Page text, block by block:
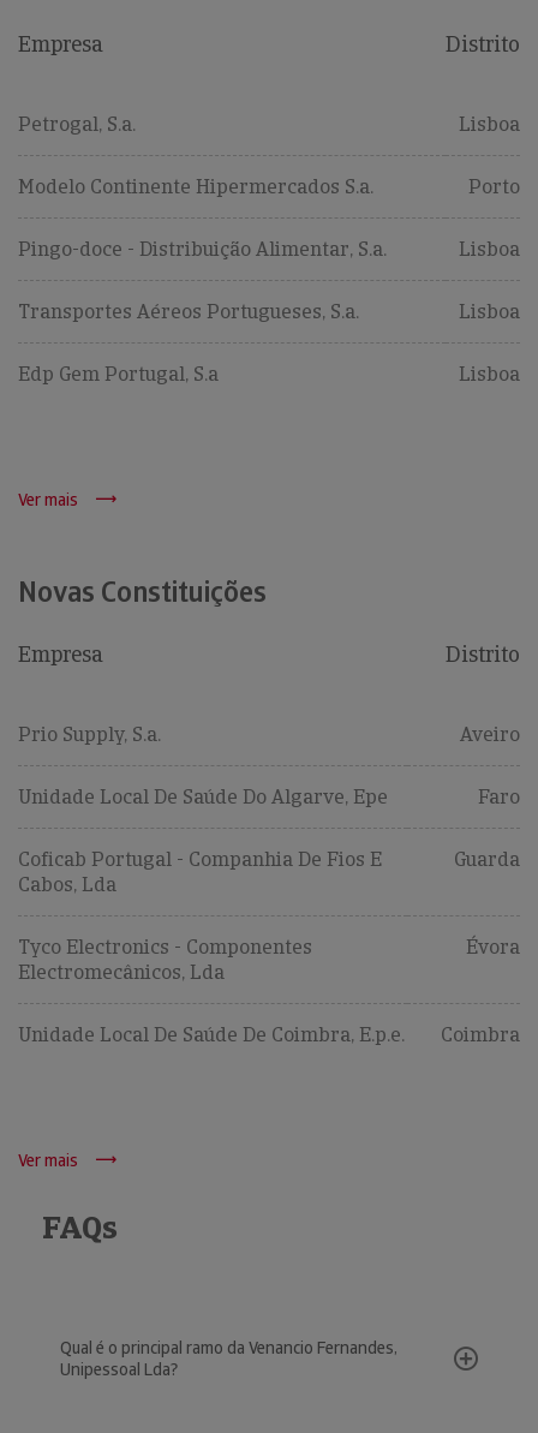
Empresa Distrito
Petrogal, S.a. Lisboa
Modelo Continente Hipermercados S.a. Porto
Pingo-doce - Distribuição Alimentar, S.a. Lisboa
Transportes Aéreos Portugueses, S.a. Lisboa
Edp Gem Portugal, S.a Lisboa
Ver mais
Novas Constituições
Empresa Distrito
Prio Supply, S.a. Aveiro
Unidade Local De Saúde Do Algarve, Epe Faro
Coficab Portugal - Companhia De Fios E
Cabos, Lda
Guarda
Tyco Electronics - Componentes
Electromecânicos, Lda
Évora
Unidade Local De Saúde De Coimbra, E.p.e. Coimbra
Ver mais
FAQs
Qual é o principal ramo da Venancio Fernandes,
Unipessoal Lda?